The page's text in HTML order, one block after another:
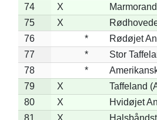
74
X
75
X
76
*
Rødøjet
77
*
Stor
78
*
79
X
Taffeland
80
X
Hvidøjet
81
X